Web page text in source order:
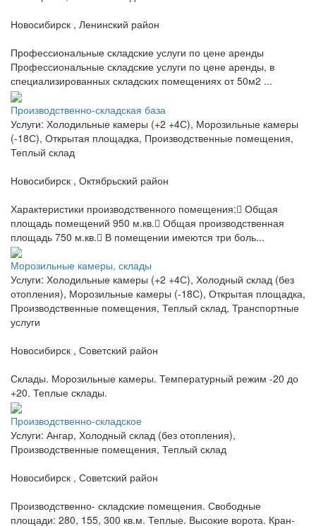
Новосибирск , Ленинский район
Профессиональные складские услуги по цене аренды
Профессиональные складские услуги по цене аренды, в
специализированных складских помещениях от 50м2 ...
Производственно-складская база
Услуги: Холодильные камеры (+2 +4С), Морозильные камеры
(-18С), Открытая площадка, Производственные помещения,
Теплый склад
Новосибирск , Октябрьский район
Характеристики производственного помещения: Общая
площадь помещений 950 м.кв. Общая производственная
площадь 750 м.кв. В помещении имеются три боль...
Морозильные камеры, склады
Услуги: Холодильные камеры (+2 +4С), Холодный склад (без
отопления), Морозильные камеры (-18С), Открытая площадка,
Производственные помещения, Теплый склад, Транспортные
услуги
Новосибирск , Советский район
Склады. Морозильные камеры. Температурный режим -20 до
+20. Теплые склады.
Производственно-складское
Услуги: Ангар, Холодный склад (без отопления),
Производственные помещения, Теплый склад
Новосибирск , Советский район
Производственно- складские помещения. Свободные
площади: 280, 155, 300 кв.м. Теплые. Высокие ворота. Кран-